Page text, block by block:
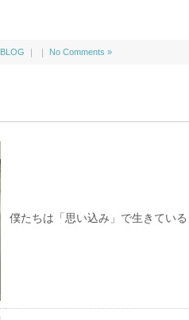
BLOG ｜ ｜ No Comments »
僕たちは「思い込み」で生きている